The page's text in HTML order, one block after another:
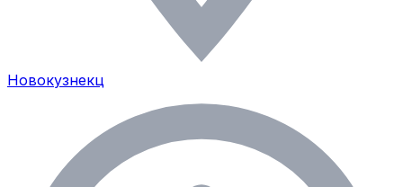
Новокузнекц